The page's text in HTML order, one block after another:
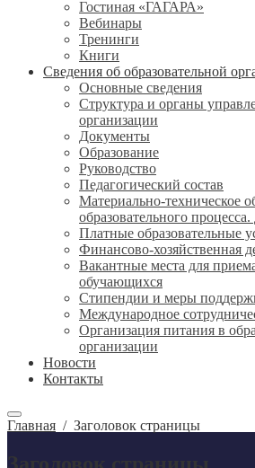
Гостиная «ГАГАРА»
Вебинары
Тренинги
Книги
Сведения об образовательной
Основные сведения
Структура и органы
организации
Документы
Образование
Руководство
Педагогический состав
Материально-техническое
образовательного
Платные образовательные
Финансово-хозяйственная
Вакантные места для
обучающихся
Стипендии и меры
Международное
Организация питания в
организации
Новости
Контакты
Главная / Заголовок страницы